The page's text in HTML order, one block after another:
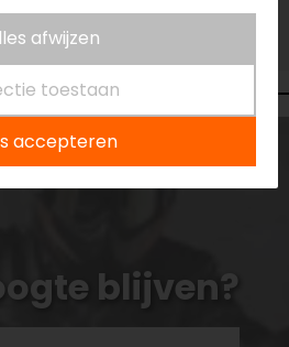
blijven?
afwijzen
toestaan
accepteren